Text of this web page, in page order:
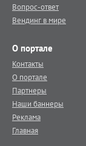
Вопрос-ответ
Вендинг в мире
О портале
Контакты
О портале
Партнеры
Наши баннеры
Реклама
Главная